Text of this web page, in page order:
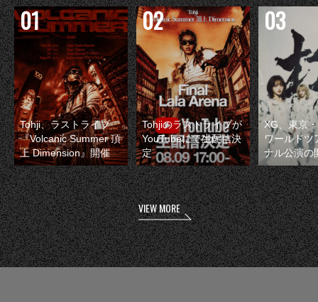
Tohji、ラストライブ
『Volcanic Summer 頂
上 Dimension』開催
Tohjiのラストライブが
YouTubeにて生配信決
定
XG、東京
ワールドツ
ナル公演の
VIEW MORE